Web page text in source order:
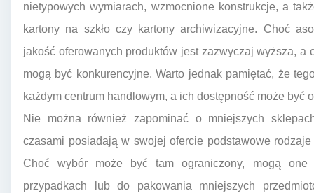
nietypowych wymiarach, wzmocnione konstrukcje, a
kartony na szkło czy kartony archiwizacyjne. Choć
jakość oferowanych produktów jest zazwyczaj wyższa, a
mogą być konkurencyjne. Warto jednak pamiętać, że
każdym centrum handlowym, a ich dostępność może być
Nie można również zapominać o mniejszych
czasami posiadają w swojej ofercie podstawowe
Choć wybór może być tam ograniczony, mogą one
przypadkach lub do pakowania mniejszych